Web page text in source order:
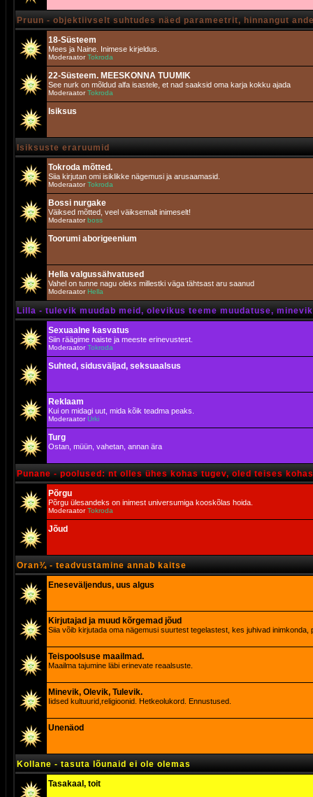
Pruun - objektiivselt suhtudes näed parameetrit, hinnangut
18-Süsteem
Mees ja Naine. Inimese kirjeldus.
ModeraatorTokroda
22-Süsteem. MEESKONNA TUUMIK
See nurk on mõldud alfa isastele, et nad saaksid oma karja kokku ajada
ModeraatorTokroda
Isiksus
Isiksuste eraruumid
Tokroda mõtted.
Siia kirjutan omi isiklikke nägemusi ja arusaamasid.
ModeraatorTokroda
Bossi nurgake
Väiksed mõtted, veel väiksemalt inimeselt!
Moderaatorboss
Toorumi aborigeenium
Hella valgussähvatused
Vahel on tunne nagu oleks millestki väga tähtsast aru saanud
Moderaator Hella
Lilla - tulevik muudab meid, olevikus teeme muudatuse,
Sexuaalne kasvatus
Siin räägime naiste ja meeste erinevustest.
ModeraatorTokroda
Suhted, sidusväljad, seksuaalsus
Reklaam
Kui on midagi uut, mida kõik teadma peaks.
ModeraatorUrki
Turg
Ostan, müün, vahetan, annan ära
Punane - poolused: nt olles ühes kohas tugev, oled teises
Põrgu
Põrgu ülesandeks on inimest universumiga kooskõlas hoida.
ModeraatorTokroda
Jõud
Oran¾ - teadvustamine annab kaitse
Eneseväljendus, uus algus
Kirjutajad ja muud kõrgemad jõud
Siia võib kirjutada oma nägemusi suurtest tegelastest, kes juhivad inimkonda,
Teispoolsuse maailmad.
Maailma tajumine läbi erinevate reaalsuste.
Minevik, Olevik, Tulevik.
Iidsed kultuurid,religioonid. Hetkeolukord. Ennustused.
Unenäod
Kollane - tasuta lõunaid ei ole olemas
Tasakaal, toit